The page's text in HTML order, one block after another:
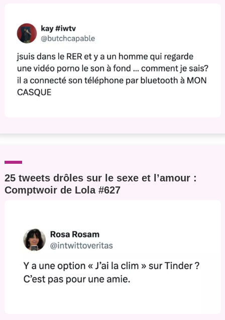
25 tweets drôles sur le sexe et l’amour :
Comptwoir de Lola #627